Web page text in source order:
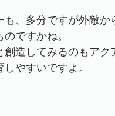
も、多分ですが外敵
ですかね。
造してみるのもアク
やすいですよ。